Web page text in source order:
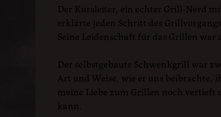
Der Kursleiter, ein echter Grill-Nerd
erklärte jeden Schritt des
Seine Leidenschaft für das Grillen
Der selbstgebaute Schwenkgrill war
Art und Weise, wie er uns
meine Liebe zum Grillen noch
kann.